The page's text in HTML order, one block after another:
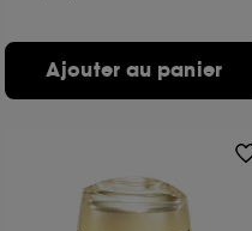
Ajouter au panier